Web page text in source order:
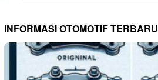
INFORMASI OTOMOTIF TERBARU